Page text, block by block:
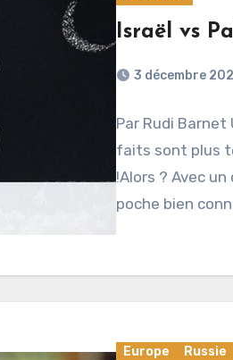
Israël vs
3 décembre
Par Rudi Barnet
faits sont plus
!Alors ? Avec
poche bien
Europe Russie